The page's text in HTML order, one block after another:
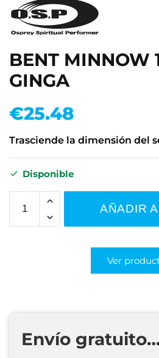
BENT MINNOW
GINGA
€25.48
Trasciende la dimensión del
Disponible
AÑADIR
Ver
Envío